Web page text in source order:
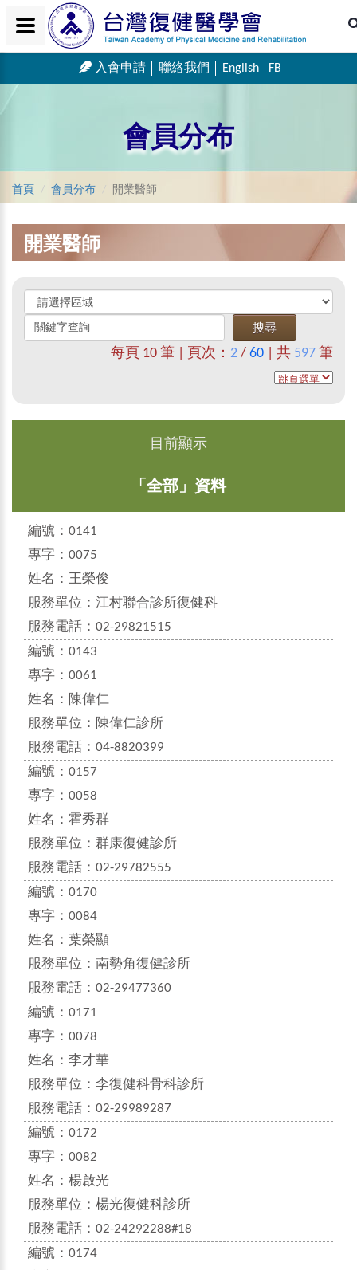
入會申請 聯絡我們 English FB
會員分布
首頁 會員分布 開業醫師
開業醫師
每頁 10 筆 | 頁次： 2 / 60 | 共 597 筆
目前顯示
「全部」資料
編號： 0141
專字： 0075
姓名： 王榮俊
服務單位： 江村聯合診所復健科
服務電話： 02-29821515
編號： 0143
專字： 0061
姓名： 陳偉仁
服務單位： 陳偉仁診所
服務電話： 04-8820399
編號： 0157
專字： 0058
姓名： 霍秀群
服務單位： 群康復健診所
服務電話： 02-29782555
編號： 0170
專字： 0084
姓名： 葉榮顯
服務單位： 南勢角復健診所
服務電話： 02-29477360
編號： 0171
專字： 0078
姓名： 李才華
服務單位： 李復健科骨科診所
服務電話： 02-29989287
編號： 0172
專字： 0082
姓名： 楊啟光
服務單位： 楊光復健科診所
服務電話： 02-24292288#18
編號： 0174